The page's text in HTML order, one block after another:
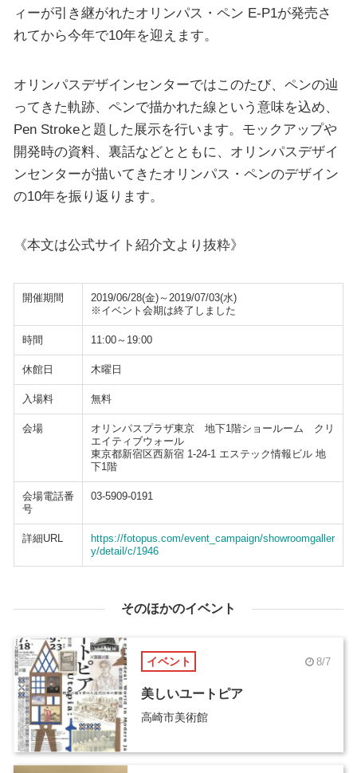
ィーが引き継がれたオリンパス・ペン E-P1が発売さ
れてから今年で10年を迎えます。
オリンパスデザインセンターではこのたび、ペンの辿
ってきた軌跡、ペンで描かれた線という意味を込め、
Pen Strokeと題した展示を行います。モックアップや
開発時の資料、裏話などとともに、オリンパスデザイ
ンセンターが描いてきたオリンパス・ペンのデザイン
の10年を振り返ります。
《本文は公式サイト紹介文より抜粋》
開催期間
2019/06/28(金)～2019/07/03(水)
※イベント会期は終了しました
時間 11:00～19:00
休館日 木曜日
入場料 無料
会場
オリンパスプラザ東京 地下1階ショールーム クリ
エイティブウォール
東京都新宿区西新宿 1-24-1 エステック情報ビル 地
下1階
会場電話番
号
03-5909-0191
詳細URL
https://fotopus.com/event_campaign/showroomgaller
y/detail/c/1946
そのほかのイベント
イベント 8/7
美しいユートピア
高崎市美術館